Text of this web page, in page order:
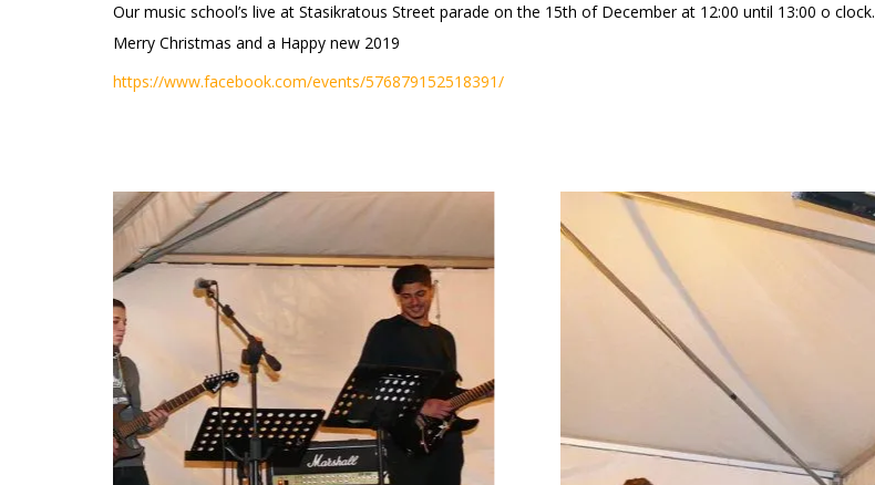
Our music school’s live at Stasikratous Street parade on the 15th of December at 12:00 until 13:00 o clock.
Merry Christmas and a Happy new 2019
https://www.facebook.com/events/576879152518391/